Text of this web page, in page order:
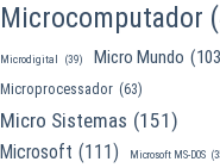
Microcomputador
Microdigital (39) Micro Mundo
Microprocessador (63)
Micro Sistemas (151)
Microsoft (111) Microsoft MS-DOS